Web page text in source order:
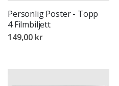
Personlig Poster - Topp
4 Filmbiljett
149,00 kr